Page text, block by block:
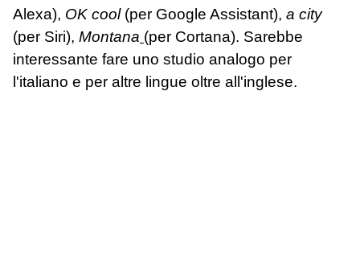
Alexa), OK cool(per Google Assistant), a city
(per Siri), Montana (per Cortana). Sarebbe
interessante fare uno studio analogo per
l'italiano e per altre lingue oltre all'inglese.